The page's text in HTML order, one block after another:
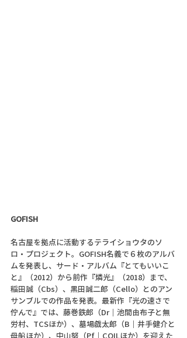
GOFISH
名古屋を拠点に活動するテライショウタのソ
ロ・プロジェクト。GOFISH名義で６枚のアルバ
ムを発表し、サード・アルバム『とてもいいこ
と』（2012）から前作『燐光』（2018）まで、
稲田誠（Cbs）、黒田誠二郎（Cello）とのアン
サンブルでの作品を発表。最新作『光の速さで
佇んで』では、藤巻鉄郎（Dr｜池間由布子と無
労村、TCSほか）、墓場戯太郎（B｜井手健介と
母船ほか）、中山努（Pf｜COILほか）を迎えた